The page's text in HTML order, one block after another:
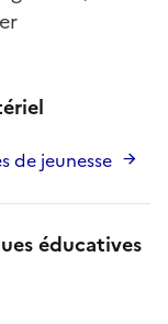
de jeunesse
éducatives